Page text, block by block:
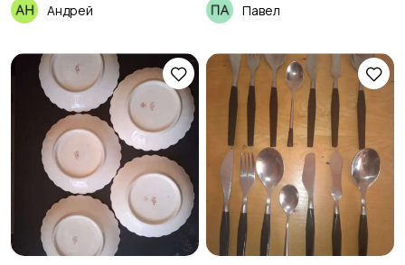
Андрей Павел